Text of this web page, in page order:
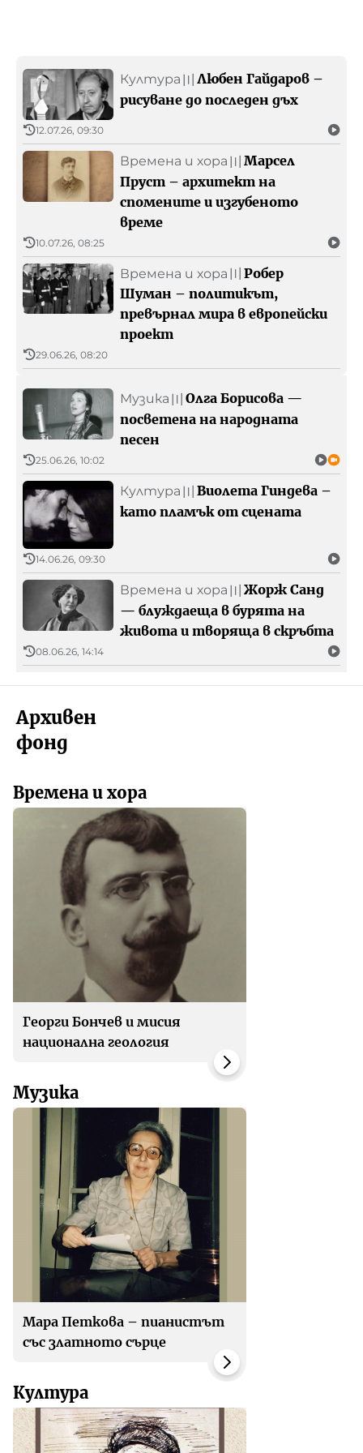
Култура 〣 Любен Гайдаров –
рисуване до последен дъх
12.07.26, 09:30
Времена и хора 〣 Марсел
Пруст – архитект на
спомените и изгубеното
време
10.07.26, 08:25
Времена и хора 〣 Робер
Шуман – политикът,
превърнал мира в европейски
проект
29.06.26, 08:20
Музика 〣 Олга Борисова —
посветена на народната
песен
25.06.26, 10:02
Култура 〣 Виолета Гиндева –
като пламък от сцената
14.06.26, 09:30
Времена и хора 〣 Жорж Санд
— блуждаеща в бурята на
живота и творяща в скръбта
08.06.26, 14:14
Архивен
фонд
Времена и хора
Георги Бончев и мисия
национална геология
Музика
Мара Петкова – пианистът
със златното сърце
Култура